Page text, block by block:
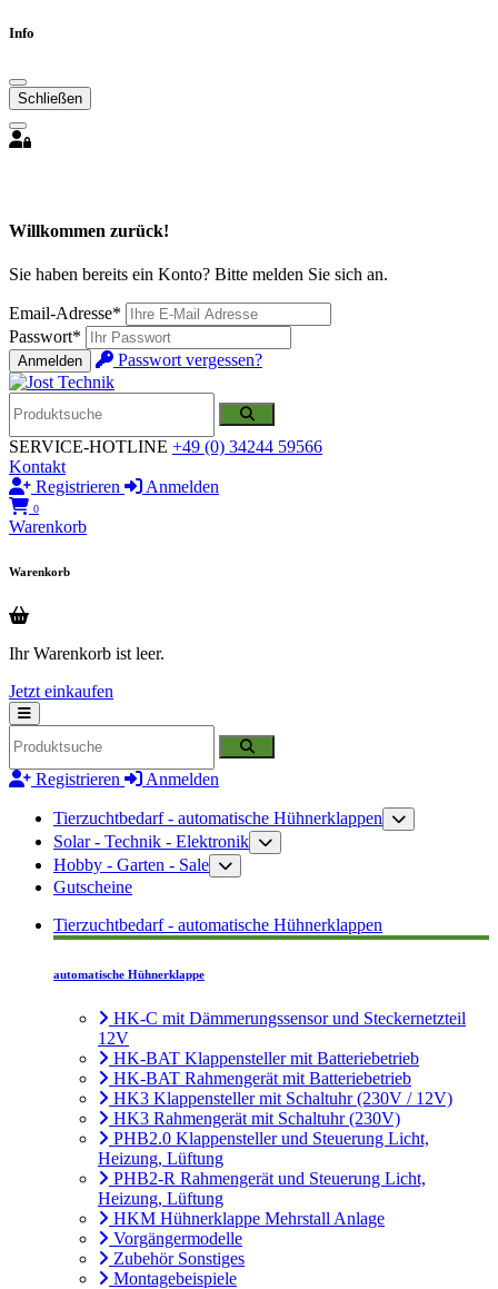
Info
Schließen
Willkommen zurück!
Sie haben bereits ein Konto? Bitte melden Sie sich an.
Email-Adresse*
Passwort*
Anmelden Passwort vergessen?
SERVICE-HOTLINE +49 (0) 34244 59566
Kontakt
Registrieren
Anmelden
0
Warenkorb
Warenkorb
Ihr Warenkorb ist leer.
Jetzt einkaufen
Registrieren Anmelden
Tierzuchtbedarf - automatische Hühnerklappen
Solar - Technik - Elektronik
Hobby - Garten - Sale
Gutscheine
Tierzuchtbedarf - automatische Hühnerklappen
automatische Hühnerklappe
HK-C mit Dämmerungssensor und Steckernetzteil
12V
HK-BAT Klappensteller mit Batteriebetrieb
HK-BAT Rahmengerät mit Batteriebetrieb
HK3 Klappensteller mit Schaltuhr (230V / 12V)
HK3 Rahmengerät mit Schaltuhr (230V)
PHB2.0 Klappensteller und Steuerung Licht,
Heizung, Lüftung
PHB2-R Rahmengerät und Steuerung Licht,
Heizung, Lüftung
HKM Hühnerklappe Mehrstall Anlage
Vorgängermodelle
Zubehör Sonstiges
Montagebeispiele